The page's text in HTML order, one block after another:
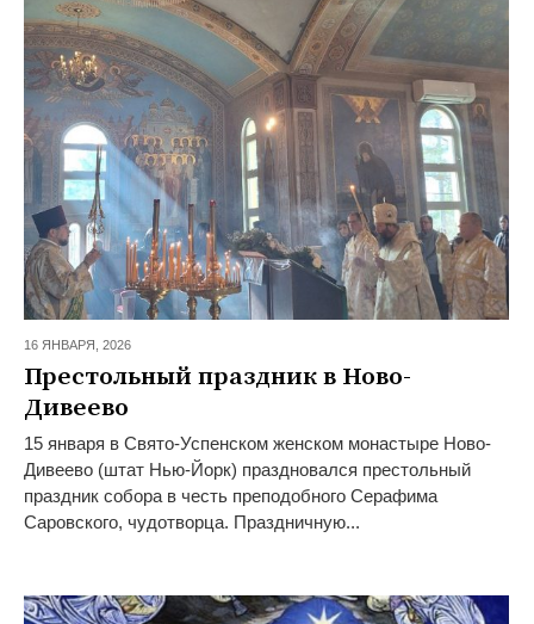
16 ЯНВАРЯ, 2026
Престольный праздник в Ново-
Дивеево
15 января в Свято-Успенском женском монастыре Ново-
Дивеево (штат Нью-Йорк) праздновался престольный
праздник собора в честь преподобного Серафима
Саровского, чудотворца. Праздничную...